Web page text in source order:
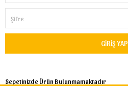
Şifre
GIRIŞ YAP
Sepetinizde Ürün Bulunmamaktadır